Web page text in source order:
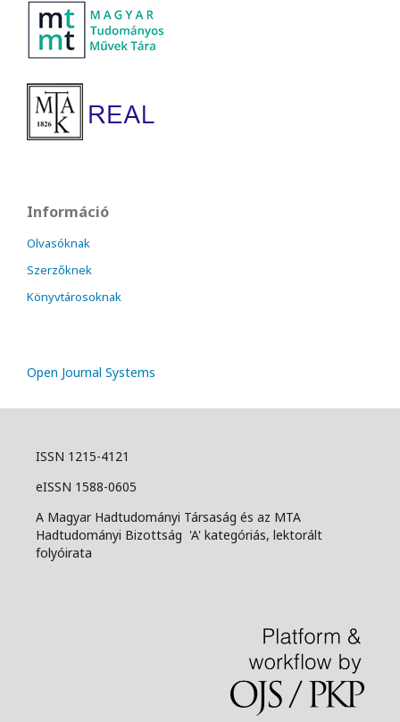
Információ
Olvasóknak
Szerzőknek
Könyvtárosoknak
Open Journal Systems
ISSN 1215-4121
eISSN 1588-0605
A Magyar Hadtudományi Társaság és az MTA
Hadtudományi Bizottság 'A' kategóriás, lektorált
folyóirata